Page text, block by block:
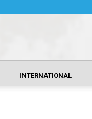
INTERNATIONAL